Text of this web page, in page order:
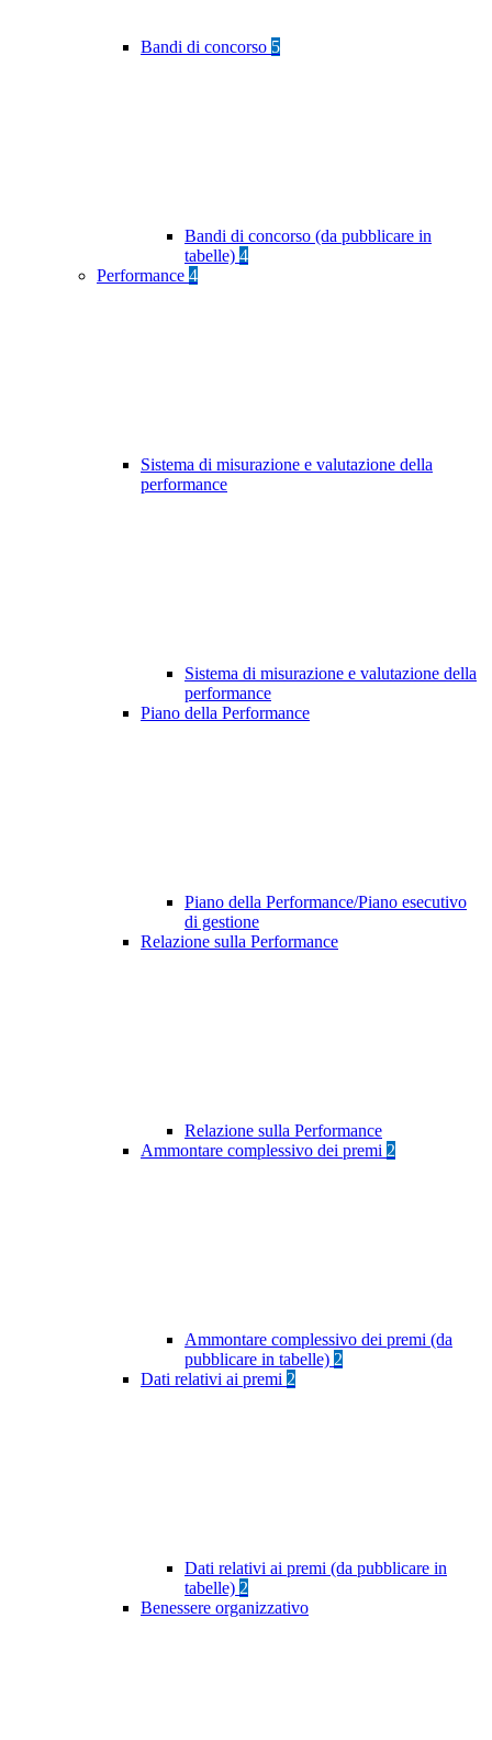
Bandi di concorso 5
Bandi di concorso (da pubblicare in
tabelle) 4
Performance 4
Sistema di misurazione e valutazione della
performance
Sistema di misurazione e valutazione della
performance
Piano della Performance
Piano della Performance/Piano esecutivo
di gestione
Relazione sulla Performance
Relazione sulla Performance
Ammontare complessivo dei premi 2
Ammontare complessivo dei premi (da
pubblicare in tabelle) 2
Dati relativi ai premi 2
Dati relativi ai premi (da pubblicare in
tabelle) 2
Benessere organizzativo